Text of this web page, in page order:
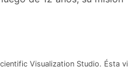
Visualization Studio. Ésta